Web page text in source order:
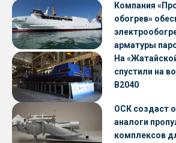
Компания
обогрев»
арматуры
На
спустили на
В2040
ОСК создаст
аналоги
комплексов